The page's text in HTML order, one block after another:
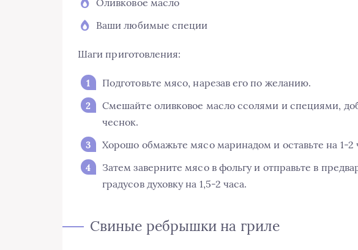
Оливковое масло
Ваши любимые специи
Шаги приготовления:
Подготовьте мясо, нарезав его по желанию.
Смешайте оливковое масло ссолями и специями,
чеснок.
Хорошо обмажьте мясо маринадом и оставьте на 1-2
Затем заверните мясо в фольгу и отправьте в
градусов духовку на 1,5-2 часа.
Свиные ребрышки на гриле